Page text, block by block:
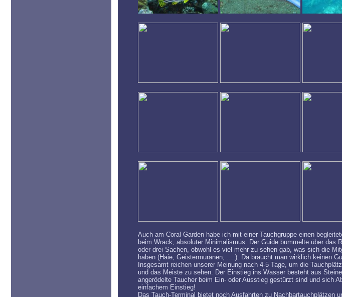
Auch am Coral Garden habe ich mit einer Tauchgruppe einen
beim Wrack, absoluter Minimalismus. Der Guide bummelte über das
oder drei Sachen, obwohl es viel mehr zu sehen gab, was sich die
haben (Haie, Geistermuränen, ….). Da braucht man wirklich keinen
Insgesamt reichen unserer Meinung nach 4-5 Tage, um die
und das Meiste zu sehen. Der Einstieg ins Wasser besteht aus
angerödelte Taucher beim Ein- oder Ausstieg gestürzt sind und sich
einfachem Einstieg!
Das Tauch-Terminal bietet noch Ausfahrten zu Nachbartauchplätzen